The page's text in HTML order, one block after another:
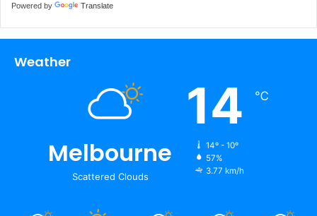
Powered by Translate
Weather
Melbourne
Scattered Clouds
14 ℃
14º - 10º
57%
3.77 km/h